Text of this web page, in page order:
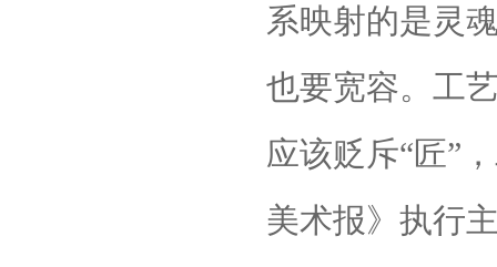
系映射的是灵
也要宽容。工
应该贬斥“匠”
美术报》执行